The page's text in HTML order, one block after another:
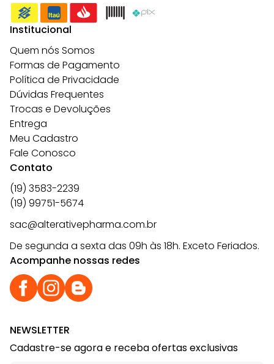
Institucional
Quem nós Somos
Formas de Pagamento
Política de Privacidade
Dúvidas Frequentes
Trocas e Devoluções
Entrega
Meu Cadastro
Fale Conosco
Contato
(19) 3583-2239
(19) 99751-5674
sac@alterativepharma.com.br
De segunda a sexta das 09h às 18h. Exceto Feriados.
Acompanhe nossas redes
NEWSLETTER
Cadastre-se agora e receba ofertas exclusivas